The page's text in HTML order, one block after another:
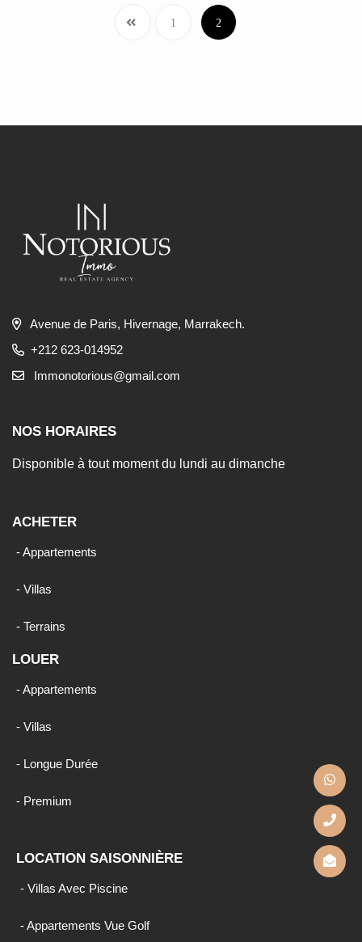
1 2
Avenue de Paris, Hivernage, Marrakech.
+212 623-014952
Immonotorious@gmail.com
NOS HORAIRES
Disponible à tout moment du lundi au dimanche
ACHETER
- Appartements
- Villas
- Terrains
LOUER
- Appartements
- Villas
- Longue Durée
- Premium
LOCATION SAISONNIÈRE
- Villas Avec Piscine
- Appartements Vue Golf